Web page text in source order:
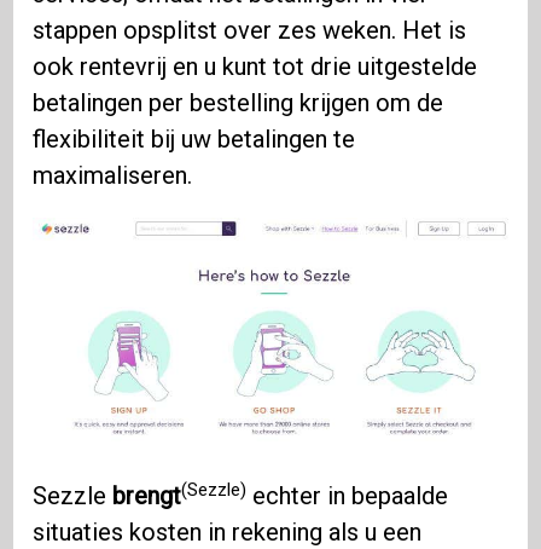
stappen opsplitst over zes weken. Het is
ook rentevrij en u kunt tot drie uitgestelde
betalingen per bestelling krijgen om de
flexibiliteit bij uw betalingen te
maximaliseren.
Sezzle brengt(Sezzle) echter in bepaalde
situaties kosten in rekening als u een